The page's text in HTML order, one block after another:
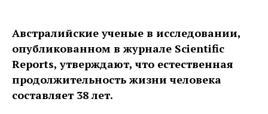
Австралийские ученые в исследовании,
опубликованном в журнале Scientific
Reports, утверждают, что естественная
продолжительность жизни человека
составляет 38 лет.